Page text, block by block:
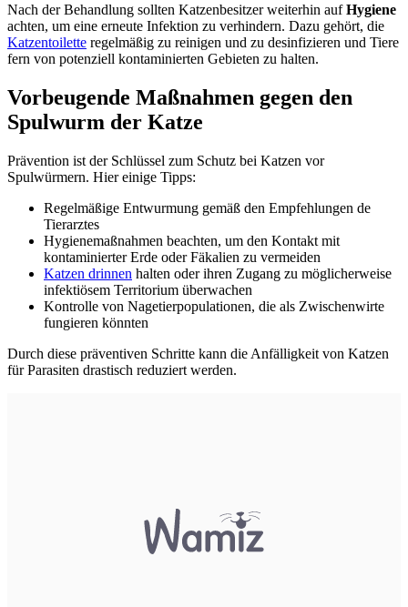
Nach der Behandlung sollten Katzenbesitzer weiterhin aufHygiene
achten, um eine erneute Infektion zu verhindern. Dazu gehört, die
Katzentoilette regelmäßig zu reinigen und zu desinfizieren und Tiere
fern von potenziell kontaminierten Gebieten zu halten.
Vorbeugende Maßnahmen gegen den
Spulwurm der Katze
Prävention ist der Schlüssel zum Schutz bei Katzen vor
Spulwürmern. Hier einige Tipps:
Regelmäßige Entwurmung gemäß den Empfehlungen de
Tierarztes
Hygienemaßnahmen beachten, um den Kontakt mit
kontaminierter Erde oder Fäkalien zu vermeiden
Katzen drinnen halten oder ihren Zugang zu möglicherweise
infektiösem Territorium überwachen
Kontrolle von Nagetierpopulationen, die als Zwischenwirte
fungieren könnten
Durch diese präventiven Schritte kann die Anfälligkeit von Katzen
für Parasiten drastisch reduziert werden.